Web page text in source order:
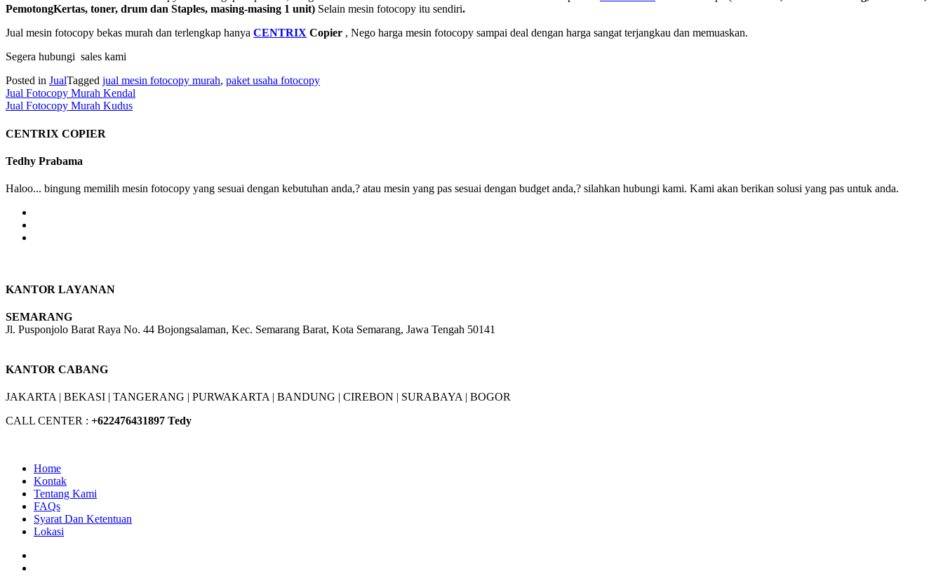
PemotongKertas, toner, drum dan Staples, masing-masing 1 unit) Selain mesin fotocopy itu sendiri.
Jual mesin fotocopy bekas murah dan terlengkap hanya CENTRIX Copier , Nego harga mesin fotocopy sampai deal dengan harga sangat terjangkau dan memuaskan.
Segera hubungi sales kami
Posted in JualTagged jual mesin fotocopy murah, paket usaha fotocopy
Post
navigation
Jual Fotocopy Murah Kendal
Jual Fotocopy Murah Kudus
CENTRIX COPIER
Tedhy Prabama
Haloo... bingung memilih mesin fotocopy yang sesuai dengan kebutuhan anda,? atau mesin yang pas sesuai dengan budget anda,? silahkan hubungi kami. Kami akan berikan solusi yang pas untuk anda.
KANTOR LAYANAN
SEMARANG
Jl. Pusponjolo Barat Raya No. 44 Bojongsalaman, Kec. Semarang Barat, Kota Semarang, Jawa Tengah 50141
KANTOR CABANG
JAKARTA | BEKASI | TANGERANG | PURWAKARTA | BANDUNG | CIREBON | SURABAYA | BOGOR
CALL CENTER : +622476431897 Tedy
Home
Kontak
Tentang Kami
FAQs
Syarat Dan Ketentuan
Lokasi